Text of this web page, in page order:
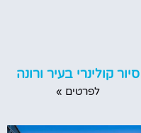
סיור קולינרי בעיר ורונה
לפרטים »